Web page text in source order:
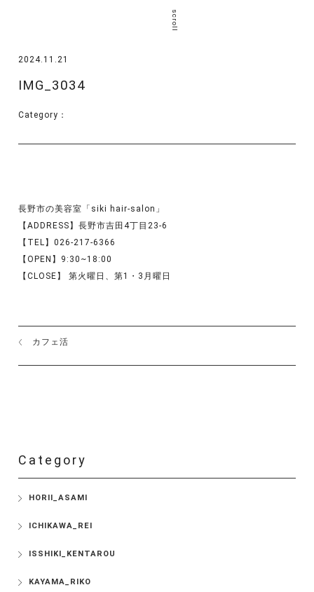
scroll
2024.11.21
IMG_3034
Category：
長野市の美容室「siki hair-salon」
【ADDRESS】長野市吉田4丁目23-6
【TEL】026-217-6366
【OPEN】9:30~18:00
【CLOSE】 第火曜日、第1・3月曜日
カフェ活
Category
HORII_ASAMI
ICHIKAWA_REI
ISSHIKI_KENTAROU
KAYAMA_RIKO